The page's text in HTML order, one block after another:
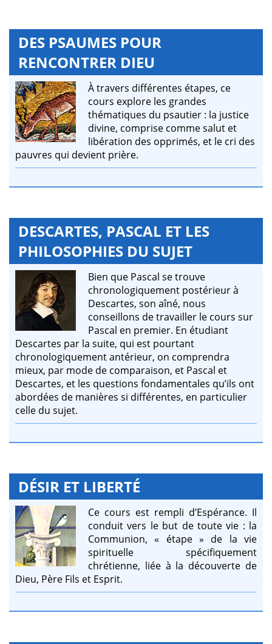
DES PSAUMES POUR
RENCONTRER DIEU
À travers différentes étapes, ce
cours explore les grandes
thématiques du psautier : la justice
divine, comprise comme salut et
libération des opprimés, et le cri des
pauvres qui devient prière.
DESCARTES, PASCAL ET LES
PHILOSOPHIES DU SUJET
Bien que Pascal se trouve
chronologiquement postérieur à
Descartes, son aîné, nous
conseillons de travailler le cours sur
Pascal en premier. En étudiant
Descartes par la suite, qui est pourtant
chronologiquement antérieur, on comprendra
mieux, par mode de comparaison, et Pascal et
Descartes, et les questions fondamentales qu’ils ont
abordées de manières si différentes, en particulier
celle du sujet.
DÉSIR ET LIBERTÉ
Ce cours est rempli d’Espérance. Il
conduit vers le but de toute vie : la
Communion, « étape » de la vie
spirituelle spécifiquement
chrétienne, liée à la découverte de
Dieu, Père Fils et Esprit.